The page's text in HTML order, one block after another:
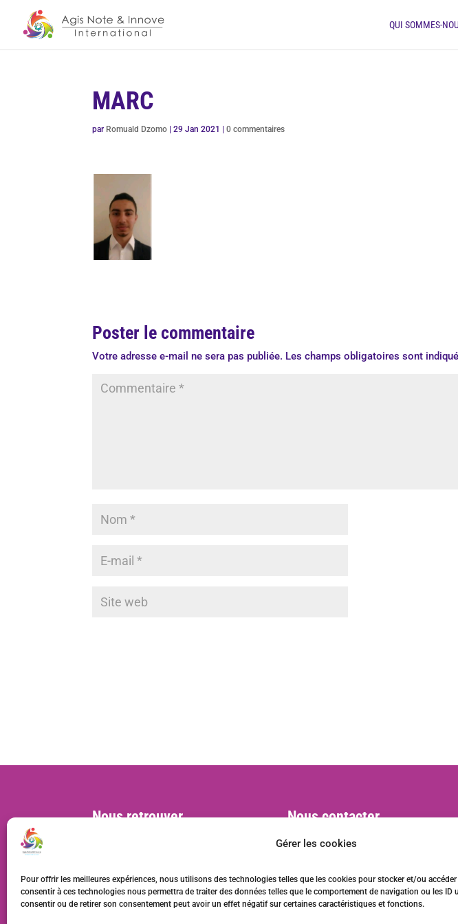
Gérer les cookies
Pour offrir les meilleures expériences, nous utilisons des technologies telles que les cookies pour stocker et/ou
consentir à ces technologies nous permettra de traiter des données telles que le comportement de navigation ou les ID
consentir ou de retirer son consentement peut avoir un effet négatif sur certaines caractéristiques et fonctions.
QUI SOMMES-
MARC
par Romuald Dzomo |29 Jan 2021 |0 commentaires
Poster le commentaire
Votre adresse e-mail ne sera pas publiée. Les champs obligatoires sont
Nous retrouver
Bureaux :
20 rue Rabelais, 93100 Montreuil,
Nous contacter
contact@ani-international.org